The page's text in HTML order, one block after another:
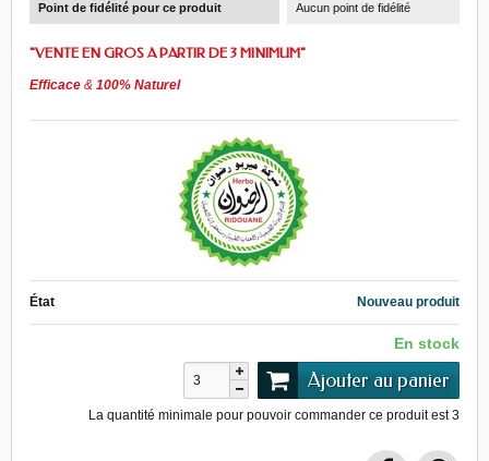
Point de fidélité pour ce produit Aucun point de fidélité
"VENTE EN GROS A PARTIR DE 3 MINIMUM"
Efficace & 100% Naturel
État Nouveau produit
En stock
Ajouter au panier
La quantité minimale pour pouvoir commander ce produit est3